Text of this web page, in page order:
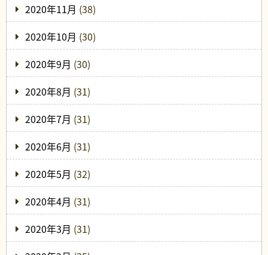
2020年11月 (38)
2020年10月 (30)
2020年9月 (30)
2020年8月 (31)
2020年7月 (31)
2020年6月 (31)
2020年5月 (32)
2020年4月 (31)
2020年3月 (31)